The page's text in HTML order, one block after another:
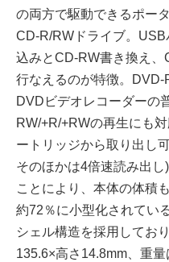
の両方で駆動できるポー
CD-R/RWドライブ。
込みとCD-RW書き換え
行なえるのが特徴。DVD-
DVDビデオレコーダーの
RW/+R/+RWの再生にも
ートリッジから取り出し
そのほかは4倍速読み出
ことにより、本体の体積
約72％に小型化されてい
シェル構造を採用してお
135.6×高さ14.8mm、重量